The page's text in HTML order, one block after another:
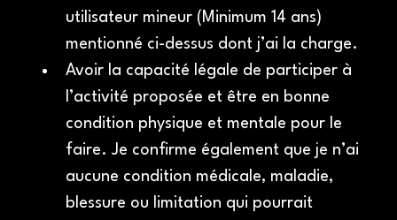
utilisateur mineur (Minimum 14 ans)
Avoir la capacité légale de participer à
l’activité proposée et être en bonne
condition physique et mentale pour le
faire. Je confirme également que je n’ai
aucune condition médicale, maladie,
blessure ou limitation qui pourrait